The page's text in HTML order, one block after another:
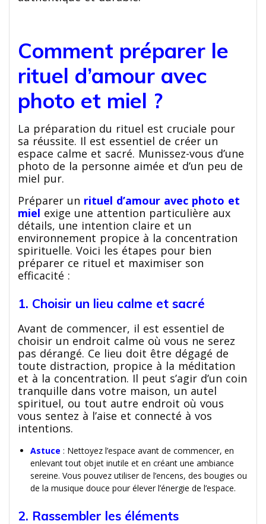
Comment préparer le
rituel d’amour avec
photo et miel ?
La préparation du rituel est cruciale pour
sa réussite. Il est essentiel de créer un
espace calme et sacré. Munissez-vous d’une
photo de la personne aimée et d’un peu de
miel pur.
Préparer un rituel d’amour avec photo et
miel exige une attention particulière aux
détails, une intention claire et un
environnement propice à la concentration
spirituelle. Voici les étapes pour bien
préparer ce rituel et maximiser son
efficacité :
1. Choisir un lieu calme et sacré
Avant de commencer, il est essentiel de
choisir un endroit calme où vous ne serez
pas dérangé. Ce lieu doit être dégagé de
toute distraction, propice à la méditation
et à la concentration. Il peut s’agir d’un coin
tranquille dans votre maison, un autel
spirituel, ou tout autre endroit où vous
vous sentez à l’aise et connecté à vos
intentions.
Astuce : Nettoyez l’espace avant de commencer, en
enlevant tout objet inutile et en créant une ambiance
sereine. Vous pouvez utiliser de l’encens, des bougies ou
de la musique douce pour élever l’énergie de l’espace.
2. Rassembler les éléments